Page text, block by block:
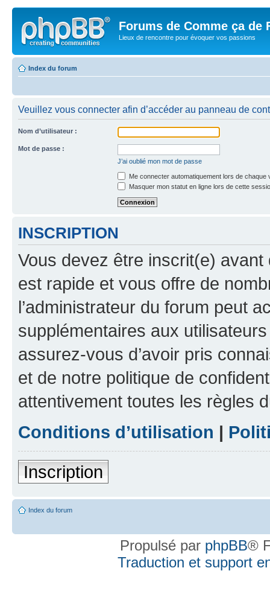
Forums de Comme ça de
Lieux de rencontre pour évoquer vos passions
Index du forum
Veuillez vous connecter afin d’accéder au panneau de
Nom d’utilisateur :
Mot de passe :
J’ai oublié mon mot de passe
Me connecter automatiquement lors de chaque
Masquer mon statut en ligne lors de cette
INSCRIPTION
Vous devez être inscrit(e) avant
est rapide et vous offre de
l’administrateur du forum peut
supplémentaires aux
assurez-vous d’avoir pris
et de notre politique de
attentivement toutes les règles
Conditions d’utilisation |
Inscription
Index du forum
Propulsé par phpBB®
Traduction et support